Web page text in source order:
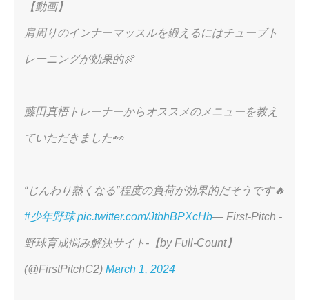
【動画】
肩周りのインナーマッスルを鍛えるにはチューブト
レーニングが効果的🍖
藤田真悟トレーナーからオススメのメニューを教え
ていただきました👀
“じんわり熱くなる”程度の負荷が効果的だそうです🔥
#少年野球 pic.twitter.com/JtbhBPXcHb— First-Pitch -
野球育成悩み解決サイト-【by Full-Count】
(@FirstPitchC2) March 1, 2024